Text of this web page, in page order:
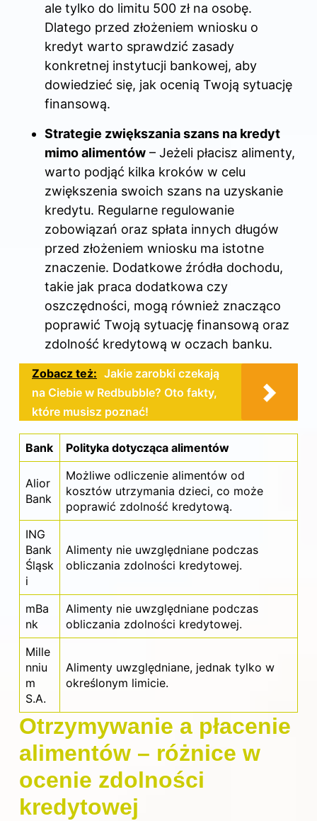
ale tylko do limitu 500 zł na osobę.
Dlatego przed złożeniem wniosku o
kredyt warto sprawdzić zasady
konkretnej instytucji bankowej, aby
dowiedzieć się, jak ocenią Twoją sytuację
finansową.
Strategie zwiększania szans na kredyt
mimo alimentów – Jeżeli płacisz alimenty,
warto podjąć kilka kroków w celu
zwiększenia swoich szans na uzyskanie
kredytu. Regularne regulowanie
zobowiązań oraz spłata innych długów
przed złożeniem wniosku ma istotne
znaczenie. Dodatkowe źródła dochodu,
takie jak praca dodatkowa czy
oszczędności, mogą również znacząco
poprawić Twoją sytuację finansową oraz
zdolność kredytową w oczach banku.
Zobacz też: Jakie zarobki czekają
na Ciebie w Redbubble? Oto fakty,
które musisz poznać!
Bank Polityka dotycząca alimentów
Alior
Bank
Możliwe odliczenie alimentów od
kosztów utrzymania dzieci, co może
poprawić zdolność kredytową.
ING
Bank
Śląsk
i
Alimenty nie uwzględniane podczas
obliczania zdolności kredytowej.
mBa
nk
Alimenty nie uwzględniane podczas
obliczania zdolności kredytowej.
Mille
nniu
m
S.A.
Alimenty uwzględniane, jednak tylko w
określonym limicie.
Otrzymywanie a płacenie
alimentów – różnice w
ocenie zdolności
kredytowej